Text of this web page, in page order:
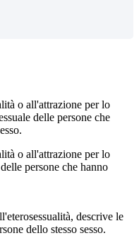
o all'attrazione per lo
delle persone che
o all'attrazione per lo
persone che hanno
descrive le
dello stesso sesso.